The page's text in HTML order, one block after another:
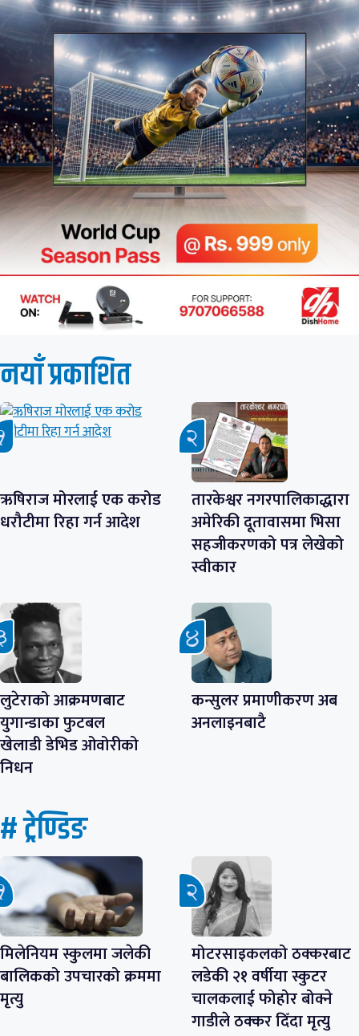
नयाँ प्रकाशित
ऋषिराज मोरलाई एक करोड
धरौटीमा रिहा गर्न आदेश
तारकेश्वर नगरपालिकाद्धारा
अमेरिकी दूतावासमा भिसा
सहजीकरणको पत्र लेखेको
स्वीकार
लुटेराको आक्रमणबाट
युगान्डाका फुटबल
खेलाडी डेभिड ओवोरीको
निधन
कन्सुलर प्रमाणीकरण अब
अनलाइनबाटै
# ट्रेण्डिङ
मिलेनियम स्कुलमा जलेकी
बालिकको उपचारको क्रममा
मृत्यु
मोटरसाइकलको ठक्करबाट
लडेकी २१ वर्षीया स्कुटर
चालकलाई फोहोर बोक्ने
गाडीले ठक्कर दिँदा मृत्यु